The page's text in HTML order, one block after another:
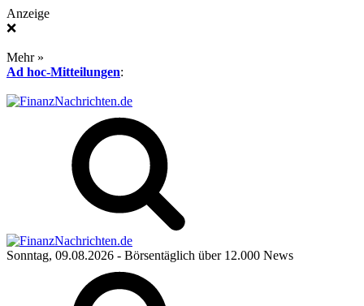
Anzeige
❌
Mehr »
Ad hoc-Mitteilungen:
Sonntag, 09.08.2026 - Börsentäglich über 12.000 News